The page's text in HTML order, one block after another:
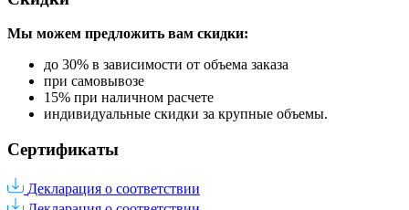
Мы можем предложить вам скидки:
до 30% в зависимости от объема заказа
при самовывозе
15% при наличном расчете
индивидуальные скидки за крупные объемы.
Сертификаты
Декларация о соответствии